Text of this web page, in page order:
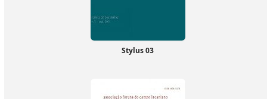
Stylus 03